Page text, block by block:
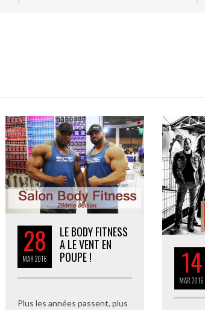
28
MAR2016
LE BODY FITNESS
A LE VENT EN
POUPE !
Plus les années passent, plus
14
MAR2016